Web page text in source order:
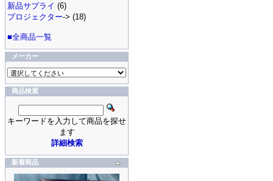
新品サプライ (6)
プロジェクター-> (18)
■全商品一覧
メーカー
商品検索
キーワードを入力して商品を探せ
ます
詳細検索
新着商品